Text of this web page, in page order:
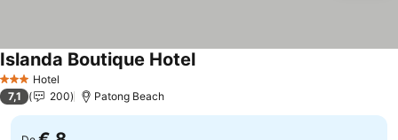
3 EstrelasHotel
Islanda Boutique Hotel
7,1 200 Patong Beach